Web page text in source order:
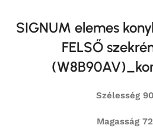
SIGNUM elemes
FELSŐ
Szélesség
Magasság